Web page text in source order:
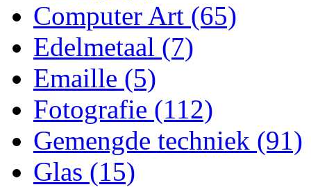
Computer Art (65)
Edelmetaal (7)
Emaille (5)
Fotografie (112)
Gemengde techniek (91)
Glas (15)